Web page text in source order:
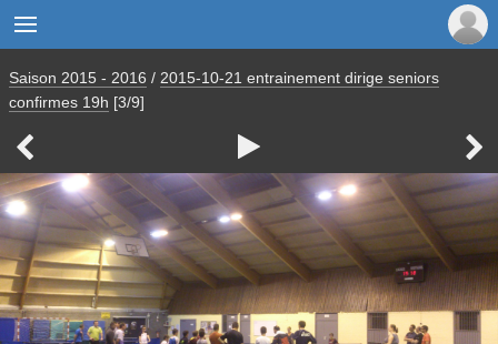

Saison 2015 - 2016 / 2015-10-21 entrainement dirige seniors
confirmes 19h [3/9]
  